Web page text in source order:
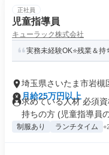
正社員
児童指導員
キューラック株式会社
実務未経験OK⭐残業＆持
埼玉県さいたま市岩槻
月給25万円以上
求めている人材 必須
持ちの方 (児童指導員の
制服あり ランチタイム